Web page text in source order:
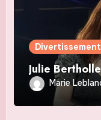
Divertissement
Julie
Marie